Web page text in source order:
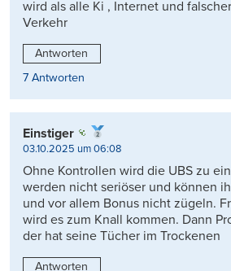
wird als alle Ki , Internet und
Verkehr
Antworten
7 Antworten
Einstiger
03.10.2025 um 06:08
Ohne Kontrollen wird die UBS zu
werden nicht seriöser und können
und vor allem Bonus nicht zügeln.
wird es zum Knall kommen. Dann
der hat seine Tücher im Trockenen
Antworten